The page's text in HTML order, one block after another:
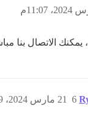
يمكنك الاتصال بنا
21 مارس 2024، 11:19م 6